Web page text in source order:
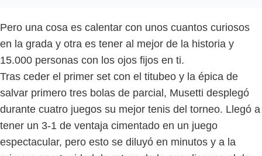
Pero una cosa es calentar con unos cuantos curiosos
en la grada y otra es tener al mejor de la historia y
15.000 personas con los ojos fijos en ti.
Tras ceder el primer set con el titubeo y la épica de
salvar primero tres bolas de parcial, Musetti desplegó
durante cuatro juegos su mejor tenis del torneo. Llegó a
tener un 3-1 de ventaja cimentado en un juego
espectacular, pero esto se diluyó en minutos y a la